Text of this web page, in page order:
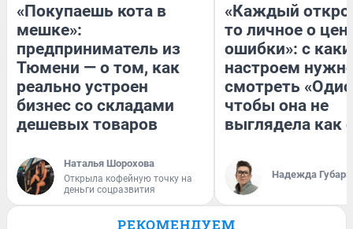
«Покупаешь кота в
мешке»:
предприниматель из
Тюмени — о том, как
реально устроен
бизнес со складами
дешевых товаров
Наталья Шорохова
Открыла кофейную точку на
деньги соцразвития
«Каждый
то личное о
ошибки»: с
настроем
смотреть
чтобы она не
выглядела как
Надежда Губарь
РЕКОМЕНДУЕМ